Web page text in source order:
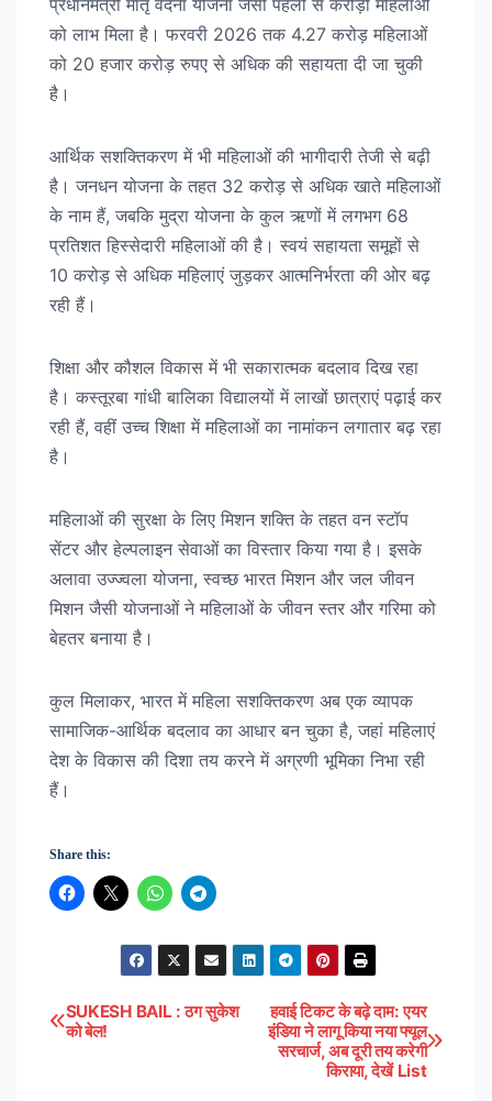
को लाभ मिला है। फरवरी 2026 तक 4.27 करोड़ महिलाओं
को 20 हजार करोड़ रुपए से अधिक की सहायता दी जा चुकी
है।
आर्थिक सशक्तिकरण में भी महिलाओं की भागीदारी तेजी से बढ़ी
है। जनधन योजना के तहत 32 करोड़ से अधिक खाते महिलाओं
के नाम हैं, जबकि मुद्रा योजना के कुल ऋणों में लगभग 68
प्रतिशत हिस्सेदारी महिलाओं की है। स्वयं सहायता समूहों से
10 करोड़ से अधिक महिलाएं जुड़कर आत्मनिर्भरता की ओर बढ़
रही हैं।
शिक्षा और कौशल विकास में भी सकारात्मक बदलाव दिख रहा
है। कस्तूरबा गांधी बालिका विद्यालयों में लाखों छात्राएं पढ़ाई कर
रही हैं, वहीं उच्च शिक्षा में महिलाओं का नामांकन लगातार बढ़ रहा
है।
महिलाओं की सुरक्षा के लिए मिशन शक्ति के तहत वन स्टॉप
सेंटर और हेल्पलाइन सेवाओं का विस्तार किया गया है। इसके
अलावा उज्ज्वला योजना, स्वच्छ भारत मिशन और जल जीवन
मिशन जैसी योजनाओं ने महिलाओं के जीवन स्तर और गरिमा को
बेहतर बनाया है।
कुल मिलाकर, भारत में महिला सशक्तिकरण अब एक व्यापक
सामाजिक-आर्थिक बदलाव का आधार बन चुका है, जहां महिलाएं
देश के विकास की दिशा तय करने में अग्रणी भूमिका निभा रही
हैं।
Share this:
Post
हवाई टिकट के बढ़े दाम: एयर
इंडिया ने लागू किया नया फ्यूल
सरचार्ज, अब दूरी तय करेगी
किराया, देखें List
SUKESH BAIL : ठग सुकेश
को बेल!